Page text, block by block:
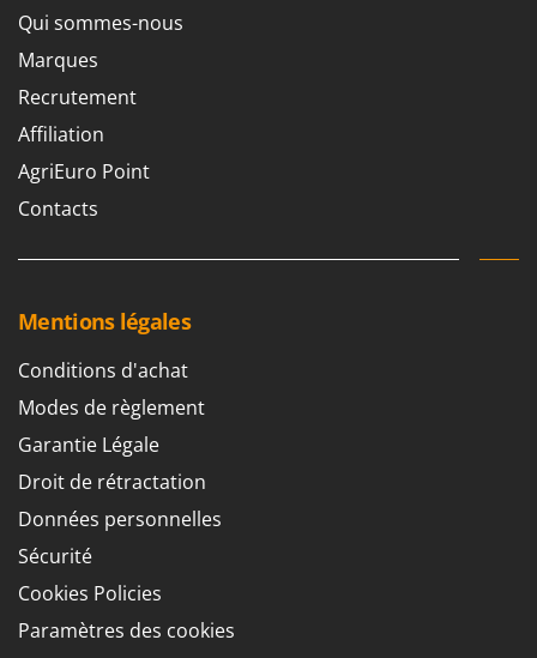
Qui sommes-nous
Marques
Recrutement
Affiliation
AgriEuro Point
Contacts
Mentions légales
Conditions d'achat
Modes de règlement
Garantie Légale
Droit de rétractation
Données personnelles
Sécurité
Cookies Policies
Paramètres des cookies